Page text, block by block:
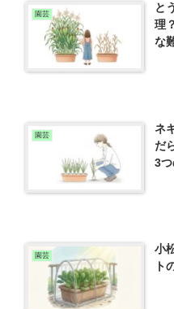
園芸
と
理
な
園芸
ネ
だ
3
園芸
小
ト